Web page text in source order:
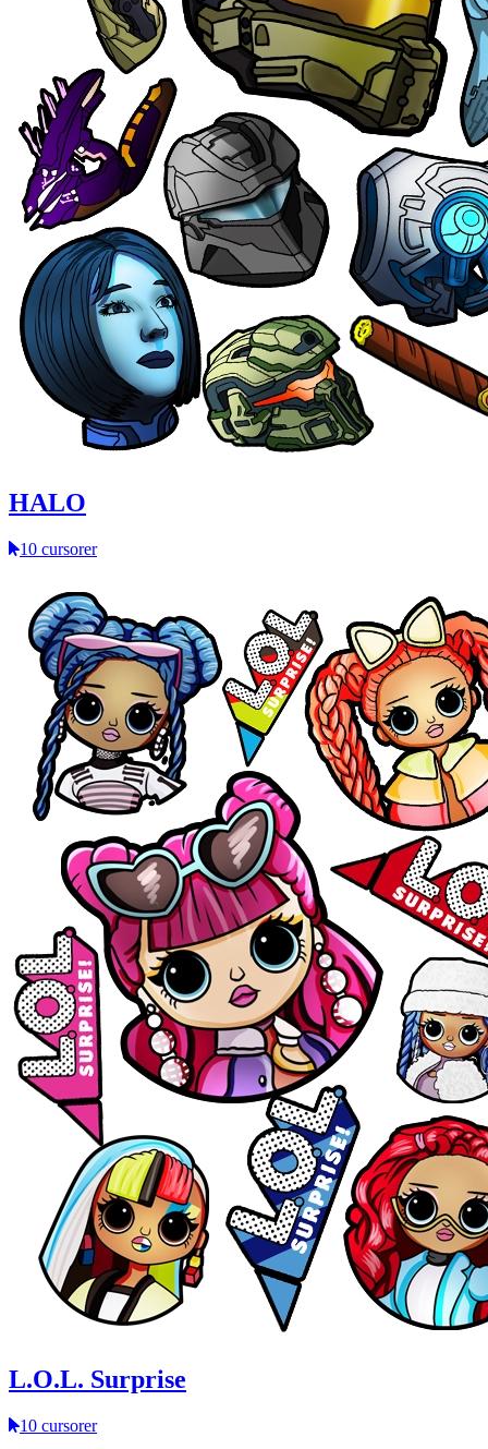
HALO
10 cursorer
L.O.L. Surprise
10 cursorer